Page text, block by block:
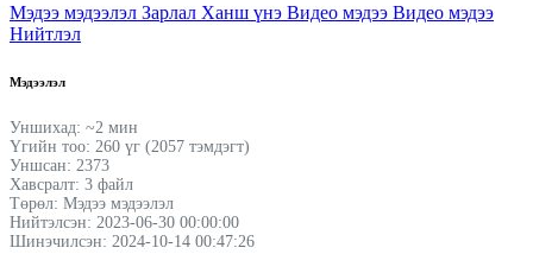
Мэдээ мэдээлэл Зарлал Ханш үнэ Видео мэдээ Видео мэдээ
Нийтлэл
Мэдээлэл
Уншихад: ~2 мин
Үгийн тоо: 260 үг (2057 тэмдэгт)
Уншсан: 2373
Хавсралт: 3 файл
Төрөл: Мэдээ мэдээлэл
Нийтэлсэн: 2023-06-30 00:00:00
Шинэчилсэн: 2024-10-14 00:47:26